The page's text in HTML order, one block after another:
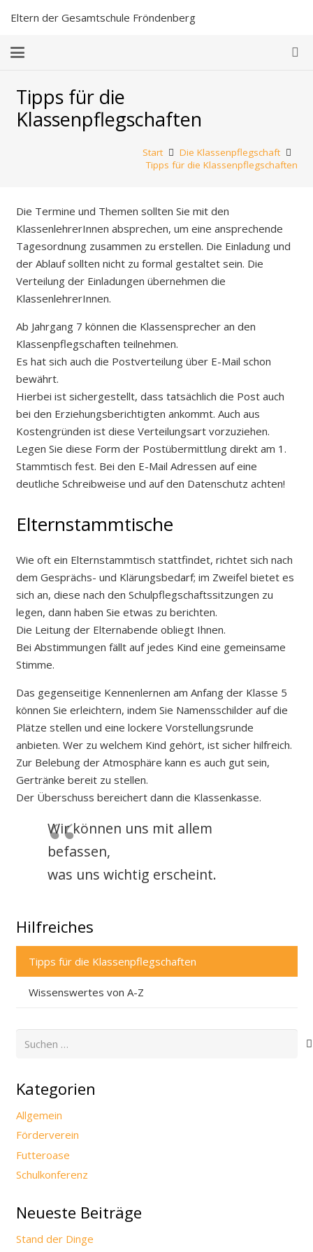
Eltern der Gesamtschule Fröndenberg
Tipps für die
Klassenpflegschaften
Start
Die Klassenpflegschaft
Tipps für die Klassenpflegschaften
Die Termine und Themen sollten Sie mit den
KlassenlehrerInnen absprechen, um eine ansprechende
Tagesordnung zusammen zu erstellen. Die Einladung und
der Ablauf sollten nicht zu formal gestaltet sein. Die
Verteilung der Einladungen übernehmen die
KlassenlehrerInnen.
Ab Jahrgang 7 können die Klassensprecher an den
Klassenpflegschaften teilnehmen.
Es hat sich auch die Postverteilung über E-Mail schon
bewährt.
Hierbei ist sichergestellt, dass tatsächlich die Post auch
bei den Erziehungsberichtigten ankommt. Auch aus
Kostengründen ist diese Verteilungsart vorzuziehen.
Legen Sie diese Form der Postübermittlung direkt am 1.
Stammtisch fest. Bei den E-Mail Adressen auf eine
deutliche Schreibweise und auf den Datenschutz achten!
Elternstammtische
Wie oft ein Elternstammtisch stattfindet, richtet sich nach
dem Gesprächs- und Klärungsbedarf; im Zweifel bietet es
sich an, diese nach den Schulpflegschaftssitzungen zu
legen, dann haben Sie etwas zu berichten.
Die Leitung der Elternabende obliegt Ihnen.
Bei Abstimmungen fällt auf jedes Kind eine gemeinsame
Stimme.
Das gegenseitige Kennenlernen am Anfang der Klasse 5
können Sie erleichtern, indem Sie Namensschilder auf die
Plätze stellen und eine lockere Vorstellungsrunde
anbieten. Wer zu welchem Kind gehört, ist sicher hilfreich.
Zur Belebung der Atmosphäre kann es auch gut sein,
Gertränke bereit zu stellen.
Der Überschuss bereichert dann die Klassenkasse.
Wir können uns mit allem
befassen,
was uns wichtig erscheint.
Hilfreiches
Tipps für die Klassenpflegschaften
Wissenswertes von A-Z
Kategorien
Allgemein
Förderverein
Futteroase
Schulkonferenz
Neueste Beiträge
Stand der Dinge